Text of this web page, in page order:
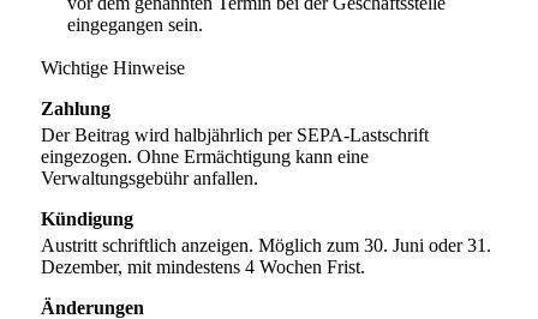
eingegangen sein.
Wichtige Hinweise
Zahlung
Der Beitrag wird halbjährlich per SEPA-Lastschrift
eingezogen. Ohne Ermächtigung kann eine
Verwaltungsgebühr anfallen.
Kündigung
Austritt schriftlich anzeigen. Möglich zum 30. Juni oder 31.
Dezember, mit mindestens 4 Wochen Frist.
Änderungen